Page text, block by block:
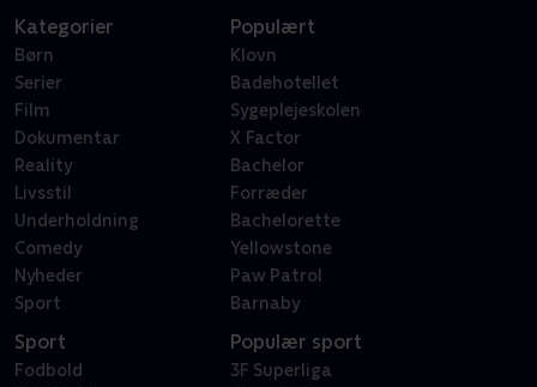
Kategorier
Børn
Serier
Film
Dokumentar
Reality
Livsstil
Underholdning
Comedy
Nyheder
Sport
Populært
Klovn
Badehotellet
Sygeplejeskolen
X Factor
Bachelor
Forræder
Bachelorette
Yellowstone
Paw Patrol
Barnaby
Sport
Fodbold
Populær sport
3F Superliga